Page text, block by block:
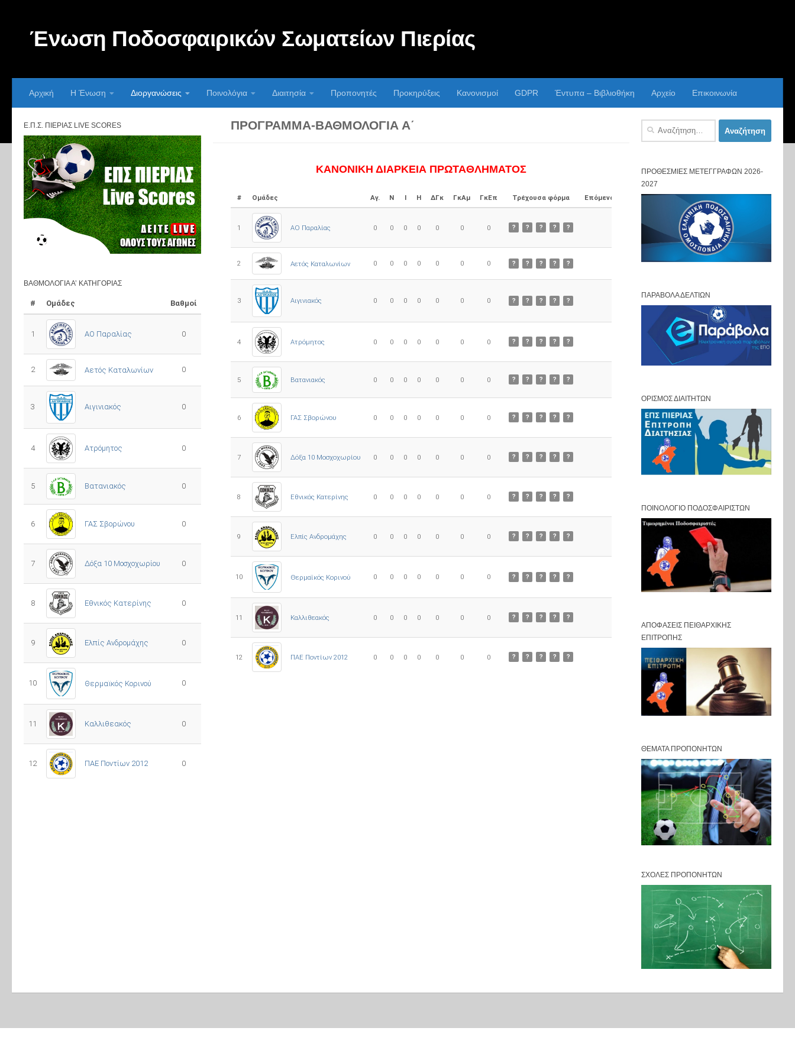
Ένωση Ποδοσφαιρικών Σωματείων Πιερίας
Αρχική Η Ένωση Διοργανώσεις Ποινολόγια Διαιτησία Προπονητές Προκηρύξεις Κανονισμοί GDPR Έντυπα – Βιβλιοθήκη Αρχείο Επικοινωνία
ΠΡΌΓΡΑΜΜΑ-ΒΑΘΜΟΛΟΓΊΑ Α΄
ΚΑΝΟΝΙΚΗ ΔΙΑΡΚΕΙΑ ΠΡΩΤΑΘΛΗΜΑΤΟΣ
# Ομάδες Αγ. Ν Ι Η ΔΓκ ΓκΑμ ΓκΕπ Τρέχουσα φόρμα Επόμενος Αγώνας
1 ΑΟ Παραλίας 0 0 0 0 0 0 0 ? ? ? ? ?
2 Αετός Καταλωνίων 0 0 0 0 0 0 0 ? ? ? ? ?
3 Αιγινιακός 0 0 0 0 0 0 0 ? ? ? ? ?
4 Ατρόμητος 0 0 0 0 0 0 0 ? ? ? ? ?
5 Βατανιακός 0 0 0 0 0 0 0 ? ? ? ? ?
6 ΓΑΣ Σβορώνου 0 0 0 0 0 0 0 ? ? ? ? ?
7 Δόξα 10 Μοσχοχωρίου 0 0 0 0 0 0 0 ? ? ? ? ?
8 Εθνικός Κατερίνης 0 0 0 0 0 0 0 ? ? ? ? ?
9 Ελπίς Ανδρομάχης 0 0 0 0 0 0 0 ? ? ? ? ?
10 Θερμαϊκός Κορινού 0 0 0 0 0 0 0 ? ? ? ? ?
11 Καλλιθεακός 0 0 0 0 0 0 0 ? ? ? ? ?
12 ΠΑΕ Ποντίων 2012 0 0 0 0 0 0 0 ? ? ? ? ?
Ε.Π.Σ. ΠΙΕΡΊΑΣ LIVE SCORES
ΒΑΘΜΟΛΟΓΊΑ Α’ ΚΑΤΗΓΟΡΊΑΣ
# Ομάδες Βαθμοί
1 ΑΟ Παραλίας 0
2 Αετός Καταλωνίων 0
3 Αιγινιακός 0
4 Ατρόμητος 0
5 Βατανιακός 0
6 ΓΑΣ Σβορώνου 0
7 Δόξα 10 Μοσχοχωρίου 0
8 Εθνικός Κατερίνης 0
9 Ελπίς Ανδρομάχης 0
10 Θερμαϊκός Κορινού 0
11 Καλλιθεακός 0
12 ΠΑΕ Ποντίων 2012 0
Αναζήτηση
ΠΡΟΘΕΣΜΊΕΣ ΜΕΤΕΓΓΡΑΦΏΝ 2026-
2027
ΠΑΡΆΒΟΛΑ ΔΕΛΤΊΩΝ
ΟΡΙΣΜΌΣ ΔΙΑΙΤΗΤΏΝ
ΠΟΙΝΟΛΌΓΙΟ ΠΟΔΟΣΦΑΙΡΙΣΤΏΝ
ΑΠΟΦΆΣΕΙΣ ΠΕΙΘΑΡΧΙΚΉΣ
ΕΠΙΤΡΟΠΉΣ
ΘΈΜΑΤΑ ΠΡΟΠΟΝΗΤΏΝ
ΣΧΟΛΈΣ ΠΡΟΠΟΝΗΤΏΝ